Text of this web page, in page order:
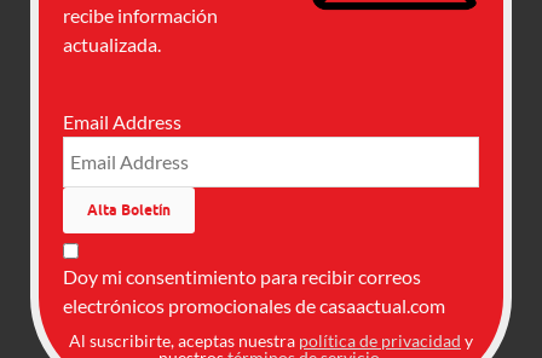
recibe información
actualizada.
Email Address
Doy mi consentimiento para recibir correos
electrónicos promocionales de casaactual.com
Al suscribirte, aceptas nuestra política de privacidad y